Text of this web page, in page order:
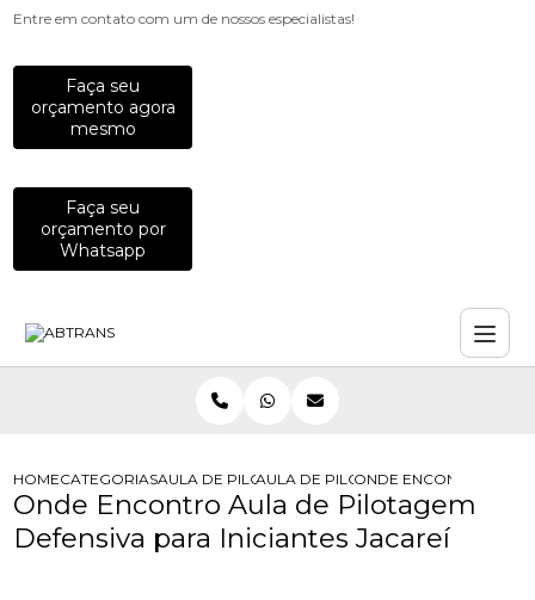
Entre em contato com um de nossos especialistas!
Faça seu
orçamento agora
mesmo
Faça seu
orçamento por
Whatsapp
HOMECATEGORIASAULA DE PILOTAGEMAULA DE PILOTAGEM DE MOTO
ONDE ENCONTRO
Onde Encontro Aula de Pilotagem
Defensiva para Iniciantes Jacareí